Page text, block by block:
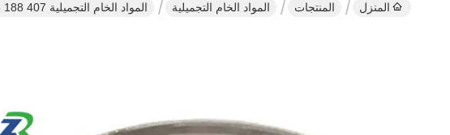
المنزل المنتجات المواد الخام التجميلية المواد الخام التجميلية Poloxamer 108 188 407 مسحوق أبيض CAS 9003-11-6